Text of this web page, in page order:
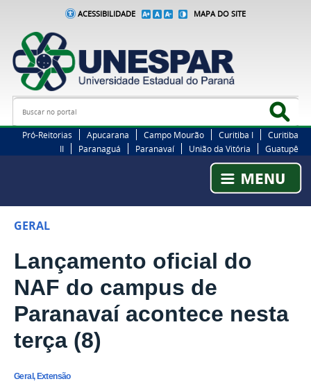
ACESSIBILIDADE MAPA DO SITE
Busca
Pró-Reitorias Apucarana Campo Mourão Curitiba I
Curitiba
II
Paranaguá Paranavaí União da Vitória Guatupê
GERAL
Lançamento oficial do
NAF do campus de
Paranavaí acontece nesta
terça (8)
Geral, Extensão